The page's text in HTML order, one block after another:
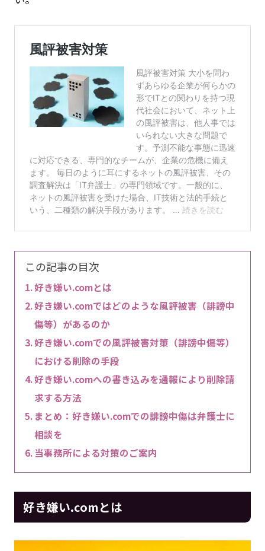
この記事の目次
好き嫌い.comとは
好き嫌い.comではどのような風評被害（誹謗中
傷等）があるのか
好き嫌い.comでの風評被害対策（誹謗中傷等）
における削除の手段
好き嫌い.comへの書き込みを通報により削除請
求する方法
まとめ：好き嫌い.comでの誹謗中傷は弁護士に
相談を
当事務所による対策のご案内
好き嫌い.comとは